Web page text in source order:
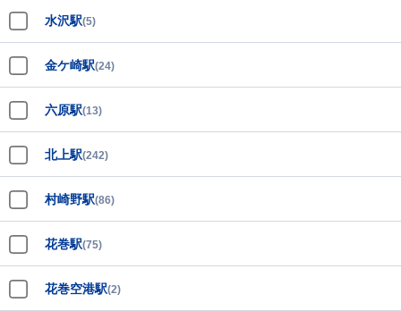
水沢駅(5)
金ケ崎駅(24)
六原駅(13)
北上駅(242)
村崎野駅(86)
花巻駅(75)
花巻空港駅(2)